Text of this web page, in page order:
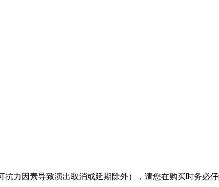
抗力因素导致演出取消或延期除外），请您在购买时务必